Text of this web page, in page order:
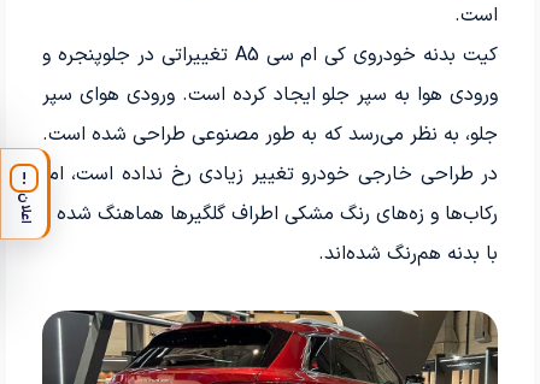
است.
کیت بدنه خودروی کی ام سی A5 تغییراتی در جلوپنجره و
ورودی هوا به سپر جلو ایجاد کرده است. ورودی هوای سپر
جلو، به نظر می‌رسد که به طور مصنوعی طراحی شده است.
در طراحی خارجی خودرو تغییر زیادی رخ نداده است، اما
رکاب‌ها و زه‌های رنگ مشکی اطراف گلگیرها هماهنگ شده و
با بدنه هم‌رنگ شده‌اند.
!
اعلان